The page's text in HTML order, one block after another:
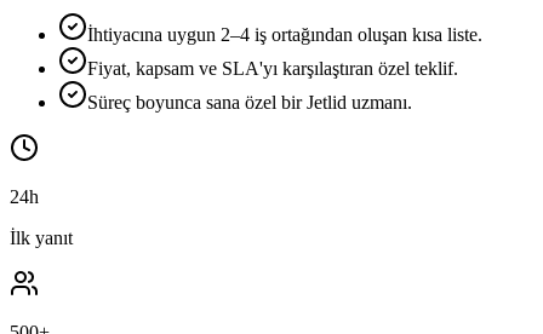
İhtiyacına uygun 2–4 iş ortağından oluşan kısa liste.
Fiyat, kapsam ve SLA'yı karşılaştıran özel teklif.
Süreç boyunca sana özel bir Jetlid uzmanı.
24h
İlk yanıt